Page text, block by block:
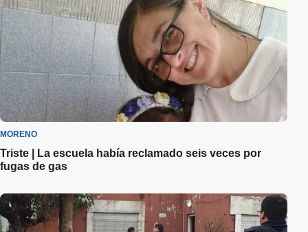
MORENO
Triste | La escuela había reclamado seis veces por
fugas de gas